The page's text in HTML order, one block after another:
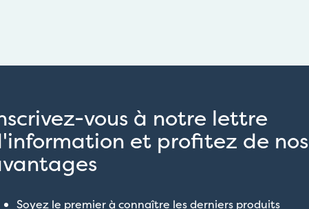
vous à notre lettre
et profitez de nos
Soyez le premier à connaître les derniers produits